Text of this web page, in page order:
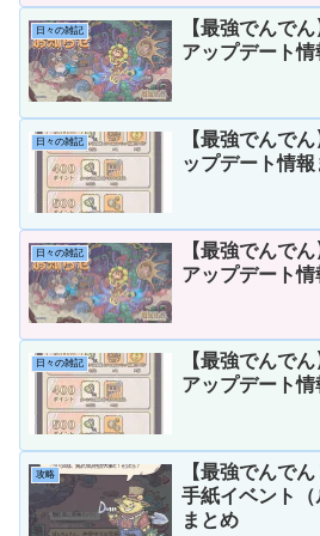
日々の雑記
【最強でんで
アップデート情
日々の雑記
【最強でんで
ップデート情報
日々の雑記
【最強でんで
アップデート情
日々の雑記
【最強でんで
アップデート情
攻略
【最強でんで
手紙イベント
まとめ